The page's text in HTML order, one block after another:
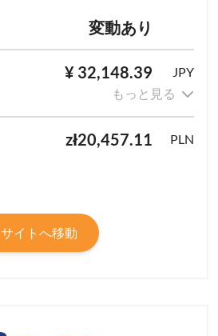
変動あり
¥ 32,148.39
JPY
もっと見る
zł20,457.11 PLN
サイトへ移動